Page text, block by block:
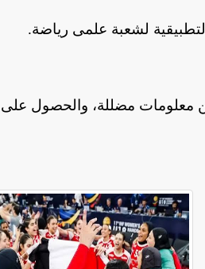
.
معلومات مضللة، والحصول على